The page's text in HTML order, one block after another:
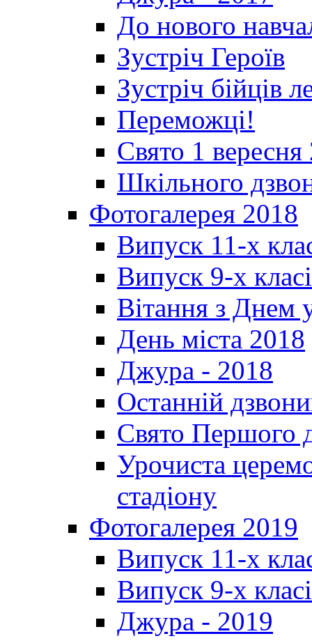
До нового
Зустріч Героїв
Зустріч бійців
Переможці!
Свято 1 вересня
Шкільного
Фотогалерея 2018
Випуск 11-х
Випуск 9-х
Вітання з Днем
День міста 2018
Джура - 2018
Останній
Свято Першого
Урочиста
стадіону
Фотогалерея 2019
Випуск 11-х
Випуск 9-х
Джура - 2019